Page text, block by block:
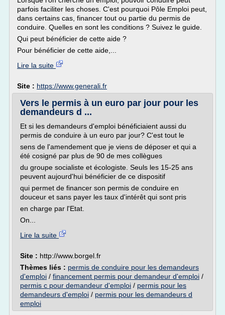
parfois faciliter les choses. C'est pourquoi Pôle Emploi peut,
dans certains cas, financer tout ou partie du permis de
conduire. Quelles en sont les conditions ? Suivez le guide.
Qui peut bénéficier de cette aide ?
Pour bénéficier de cette aide,...
Lire la suite
Site : https://www.generali.fr
Vers le permis à un euro par jour pour les
demandeurs d ...
Et si les demandeurs d'emploi bénéficiaient aussi du
permis de conduire à un euro par jour? C'est tout le
sens de l'amendement que je viens de déposer et qui a
été cosigné par plus de 90 de mes collègues
du groupe socialiste et écologiste. Seuls les 15-25 ans
peuvent aujourd'hui bénéficier de ce dispositif
qui permet de financer son permis de conduire en
douceur et sans payer les taux d'intérêt qui sont pris
en charge par l'Etat.
On...
Lire la suite
Site : http://www.borgel.fr
Thèmes liés : permis de conduire pour les demandeurs
d'emploi / financement permis pour demandeur d'emploi /
permis c pour demandeur d'emploi / permis pour les
demandeurs d'emploi / permis pour les demandeurs d
emploi